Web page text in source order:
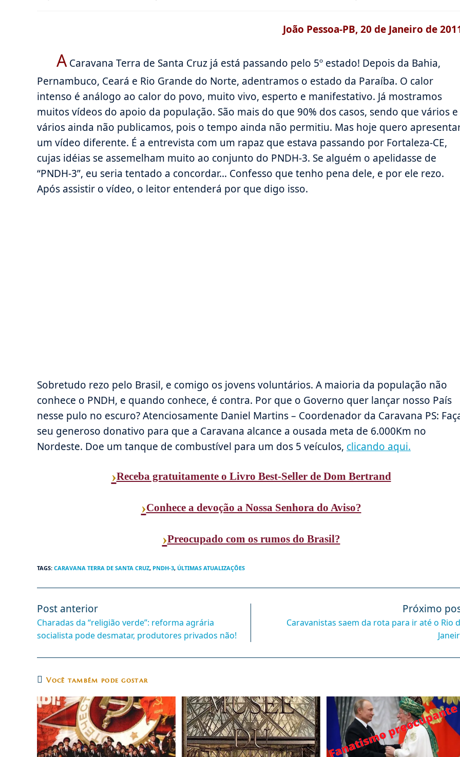
publicado:
João Pessoa-PB, 20 de Janeiro de
ACaravana Terra de Santa Cruz já está passando pelo 5º estado! Depois da Bahia,
Pernambuco, Ceará e Rio Grande do Norte, adentramos o estado da Paraíba. O calor
intenso é análogo ao calor do povo, muito vivo, esperto e manifestativo. Já mostramos
muitos vídeos do apoio da população. São mais do que 90% dos casos, sendo que vários e
vários ainda não publicamos, pois o tempo ainda não permitiu. Mas hoje quero
um vídeo diferente. É a entrevista com um rapaz que estava passando por Fortaleza-CE,
cujas idéias se assemelham muito ao conjunto do PNDH-3. Se alguém o apelidasse de
“PNDH-3”, eu seria tentado a concordar… Confesso que tenho pena dele, e por ele rezo.
Após assistir o vídeo, o leitor entenderá por que digo isso.
Sobretudo rezo pelo Brasil, e comigo os jovens voluntários. A maioria da população não
conhece o PNDH, e quando conhece, é contra. Por que o Governo quer lançar nosso País
nesse pulo no escuro? Atenciosamente Daniel Martins – Coordenador da Caravana PS:
seu generoso donativo para que a Caravana alcance a ousada meta de 6.000Km no
Nordeste. Doe um tanque de combustível para um dos 5 veículos, clicando aqui.
›Receba gratuitamente o Livro Best-Seller de Dom Bertrand
›Conhece a devoção a Nossa Senhora do Aviso?
›Preocupado com os rumos do Brasil?
TAGS: CARAVANA TERRA DE SANTA CRUZ, PNDH-3, ÚLTIMAS ATUALIZAÇÕES
Leia
artigos
Post anterior
Charadas da “religião verde”: reforma agrária
socialista pode desmatar, produtores privados não!
Próximo
Caravanistas saem da rota para ir até o Rio
Você também pode gostar